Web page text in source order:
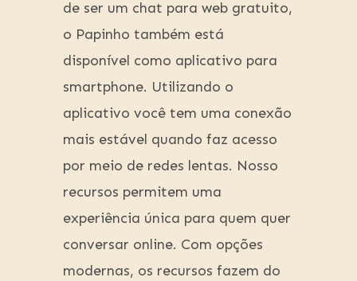
de ser um chat para web gratuito,
o Papinho também está
disponível como aplicativo para
smartphone. Utilizando o
aplicativo você tem uma conexão
mais estável quando faz acesso
por meio de redes lentas. Nosso
recursos permitem uma
experiência única para quem quer
conversar online. Com opções
modernas, os recursos fazem do